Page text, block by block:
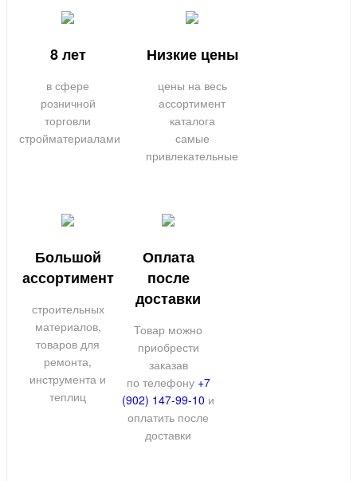
8 лет
в сфере
розничной
торговли
стройматериалами
Низкие цены
цены на весь
ассортимент
каталога
самые
привлекательные
Большой
ассортимент
строительных
материалов,
товаров для
ремонта,
инструмента и
теплиц
Оплата
после
доставки
Товар можно
приобрести
заказав
по телефону +7
(902) 147-99-10 и
оплатить после
доставки